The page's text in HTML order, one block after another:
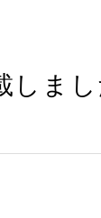
しまし